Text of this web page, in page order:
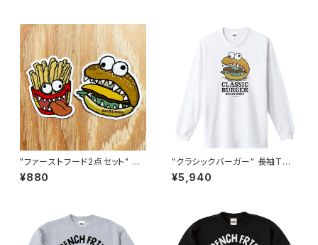
"ファーストフード2点セット" ス
テッカー #BS803ASSF1
¥880
"クラシックバーガー" 長袖Tシ
ャツ #BS210048WHT
¥5,940